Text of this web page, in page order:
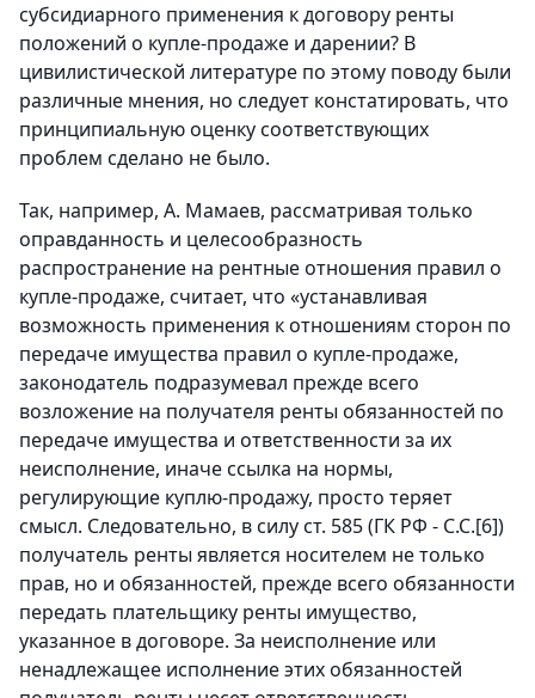
субсидиарного применения к договору ренты
положений о купле-продаже и дарении? В
цивилистической литературе по этому поводу были
различные мнения, но следует констатировать, что
принципиальную оценку соответствующих
проблем сделано не было.
Так, например, А. Мамаев, рассматривая только
оправданность и целесообразность
распространение на рентные отношения правил о
купле-продаже, считает, что «устанавливая
возможность применения к отношениям сторон по
передаче имущества правил о купле-продаже,
законодатель подразумевал прежде всего
возложение на получателя ренты обязанностей по
передаче имущества и ответственности за их
неисполнение, иначе ссылка на нормы,
регулирующие куплю-продажу, просто теряет
смысл. Следовательно, в силу ст. 585 (ГК РФ - С.С.[6])
получатель ренты является носителем не только
прав, но и обязанностей, прежде всего обязанности
передать плательщику ренты имущество,
указанное в договоре. За неисполнение или
ненадлежащее исполнение этих обязанностей